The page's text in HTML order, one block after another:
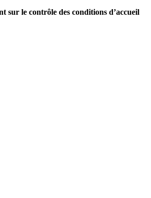
sur le contrôle des conditions d’accueil